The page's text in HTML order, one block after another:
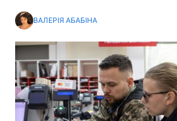
ВАЛЕРІЯ АБАБІНА